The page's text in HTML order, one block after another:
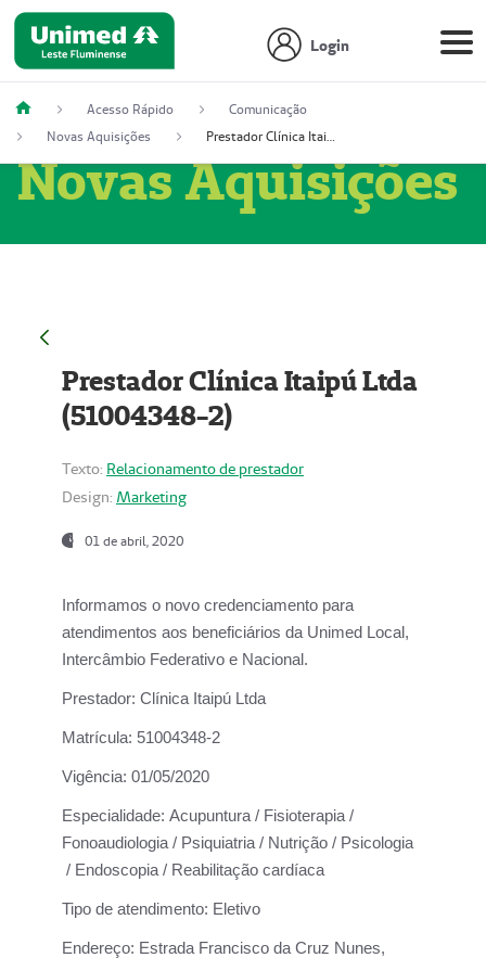
Login
Acesso Rápido
Comunicação
Novas Aquisições
Prestador Clínica Itaipú Ltda (51004348-2)
Novas Aquisições
Prestador Clínica Itaipú Ltda
(51004348-2)
Texto: Relacionamento de prestador
Design: Marketing
01 de abril, 2020
Informamos o novo credenciamento para
atendimentos aos beneficiários da Unimed Local,
Intercâmbio Federativo e Nacional.
Prestador: Clínica Itaipú Ltda
Matrícula: 51004348-2
Vigência: 01/05/2020
Especialidade: Acupuntura / Fisioterapia /
Fonoaudiologia / Psiquiatria / Nutrição / Psicologia
/ Endoscopia / Reabilitação cardíaca
Tipo de atendimento: Eletivo
Endereço: Estrada Francisco da Cruz Nunes,